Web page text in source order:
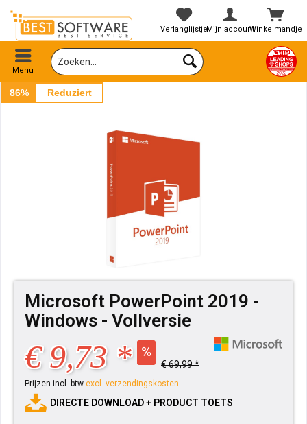
Winkelmandje
VerlanglijstjeMijn account
Menu
86% Reduziert
Microsoft PowerPoint 2019 -
Windows - Vollversie
€ 9,73 * € 69,99 *
Prijzen incl. btw excl. verzendingskosten
DIRECTE DOWNLOAD + PRODUCT TOETS